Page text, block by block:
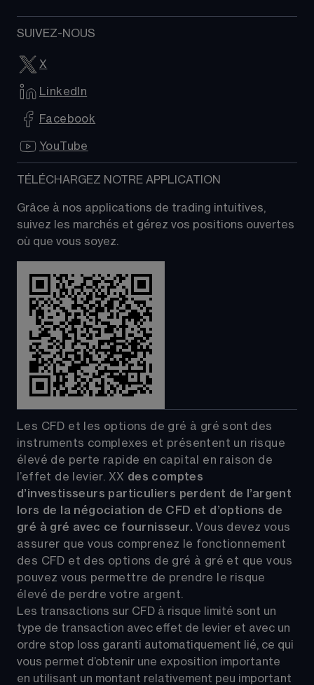
SUIVEZ-NOUS
X
LinkedIn
Facebook
YouTube
TÉLÉCHARGEZ NOTRE APPLICATION
Grâce à nos applications de trading intuitives,
suivez les marchés et gérez vos positions ouvertes
où que vous soyez.
Les CFD et les options de gré à gré sont des
instruments complexes et présentent un risque
élevé de perte rapide en capital en raison de
l’effet de levier. XX des comptes
d’investisseurs particuliers perdent de l’argent
lors de la négociation de CFD et d’options de
gré à gré avec ce fournisseur. Vous devez vous
assurer que vous comprenez le fonctionnement
des CFD et des options de gré à gré et que vous
pouvez vous permettre de prendre le risque
élevé de perdre votre argent.
Les transactions sur CFD à risque limité sont un
type de transaction avec effet de levier et avec un
ordre stop loss garanti automatiquement lié, ce qui
vous permet d’obtenir une exposition importante
en utilisant un montant relativement peu important